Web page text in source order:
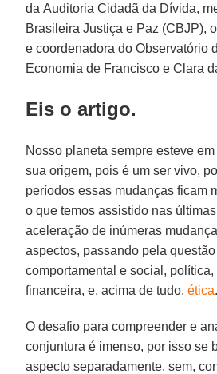
da Auditoria Cidadã da Dívida,
Brasileira Justiça e Paz (CBJP),
e coordenadora do Observatório
Economia de Francisco e Clara
Eis o artigo.
Nosso planeta sempre esteve
sua origem, pois é um ser vivo,
períodos essas mudanças ficam
o que temos assistido nas
aceleração de inúmeras
aspectos, passando pela
comportamental e social, política,
financeira, e, acima de tudo,ética.
O desafio para compreender e
conjuntura é imenso, por isso se
aspecto separadamente, sem,